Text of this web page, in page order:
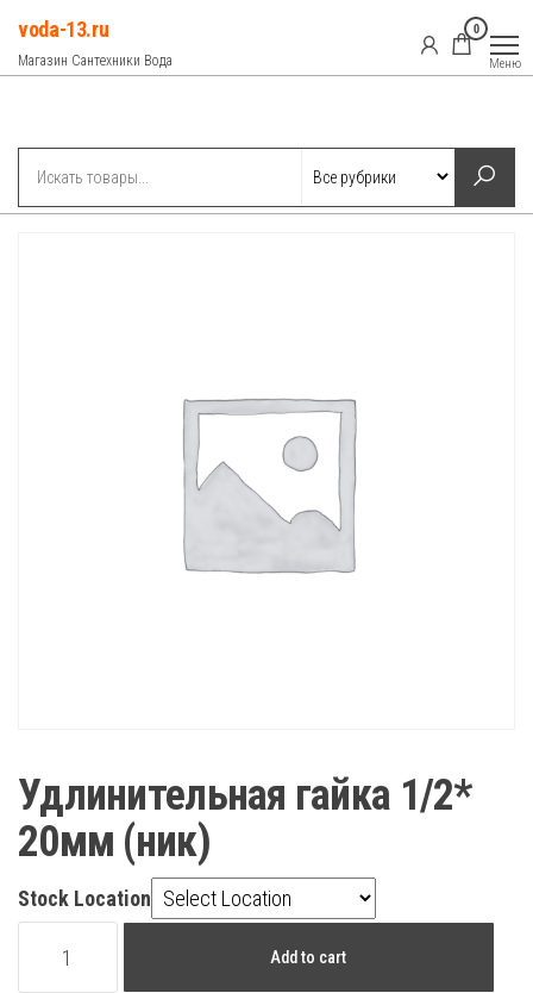
Перейти
содержимому
voda-13.ru
Магазин Сантехники Вода
0
Меню
Удлинительная гайка 1/2*
20мм (ник)
Stock Location
гайка
Add to cart